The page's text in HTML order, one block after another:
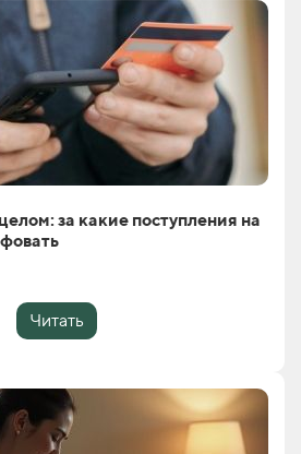
за какие поступления на
Читать